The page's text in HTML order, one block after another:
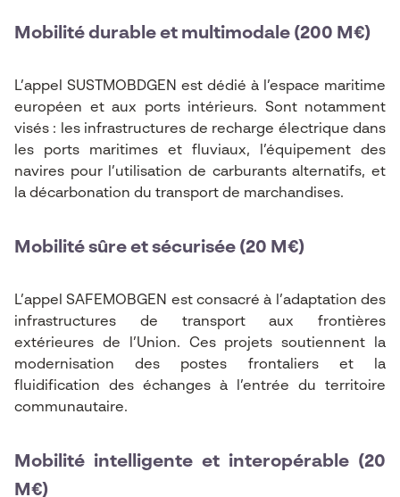
Mobilité durable et multimodale (200 M€)
L’appel SUSTMOBDGEN est dédié à l’espace maritime
européen et aux ports intérieurs. Sont notamment
visés : les infrastructures de recharge électrique dans
les ports maritimes et fluviaux, l’équipement des
navires pour l’utilisation de carburants alternatifs, et
la décarbonation du transport de marchandises.
Mobilité sûre et sécurisée (20 M€)
L’appel SAFEMOBGEN est consacré à l’adaptation des
infrastructures de transport aux frontières
extérieures de l’Union. Ces projets soutiennent la
modernisation des postes frontaliers et la
fluidification des échanges à l’entrée du territoire
communautaire.
Mobilité intelligente et interopérable (20
M€)